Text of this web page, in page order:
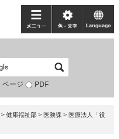
検
象
ページ PDF
メ
ニ
ー
色・
文
language
> 健康福祉部 > 医務課 > 医療法人「役